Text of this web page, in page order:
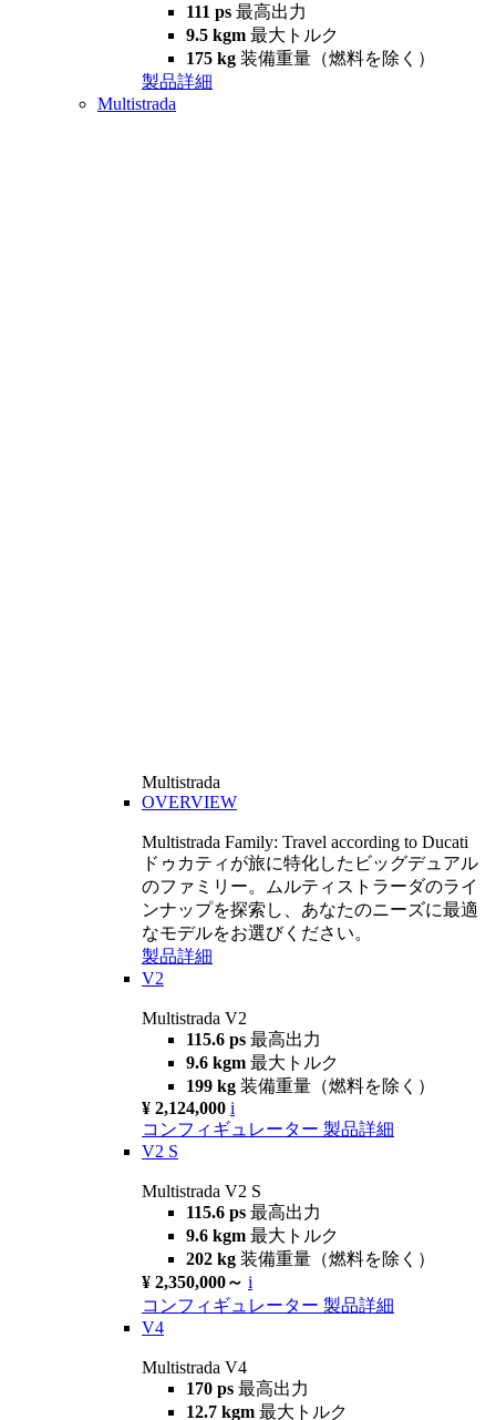
111 ps 最高出力
9.5 kgm 最大トルク
175 kg 装備重量（燃料を除く）
製品詳細
Multistrada
Multistrada
OVERVIEW
Multistrada Family: Travel according to Ducati
ドゥカティが旅に特化したビッグデュアル
のファミリー。ムルティストラーダのライ
ンナップを探索し、あなたのニーズに最適
なモデルをお選びください。
製品詳細
V2
Multistrada V2
115.6 ps 最高出力
9.6 kgm 最大トルク
199 kg 装備重量（燃料を除く）
¥ 2,124,000 i
コンフィギュレーター 製品詳細
V2 S
Multistrada V2 S
115.6 ps 最高出力
9.6 kgm 最大トルク
202 kg 装備重量（燃料を除く）
¥ 2,350,000～ i
コンフィギュレーター 製品詳細
V4
Multistrada V4
170 ps 最高出力
12.7 kgm 最大トルク